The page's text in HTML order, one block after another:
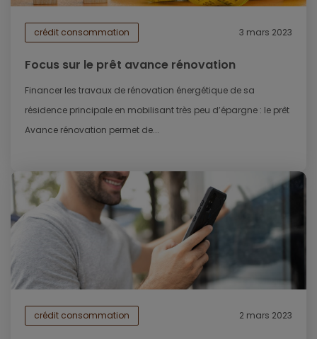
crédit consommation 3 mars 2023
Focus sur le prêt avance rénovation
Financer les travaux de rénovation énergétique de sa
résidence principale en mobilisant très peu d’épargne : le prêt
Avance rénovation permet de...
crédit consommation 2 mars 2023